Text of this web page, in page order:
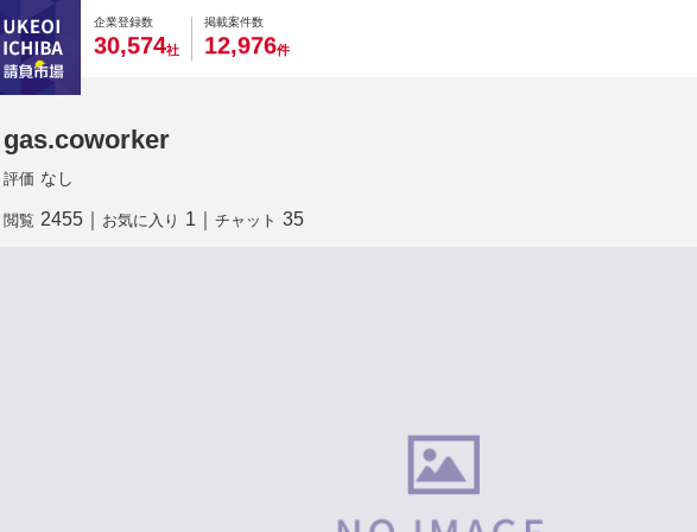
企業登録数
0
3
0
0,
0
5
0
74社
掲載案件数
0
1
0
2,
0
9
0
76件
gas.coworker
評価 なし
閲覧 2455 お気に入り 1 チャット 35